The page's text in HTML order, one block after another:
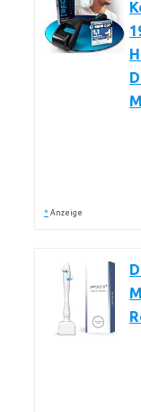
* Anzeige